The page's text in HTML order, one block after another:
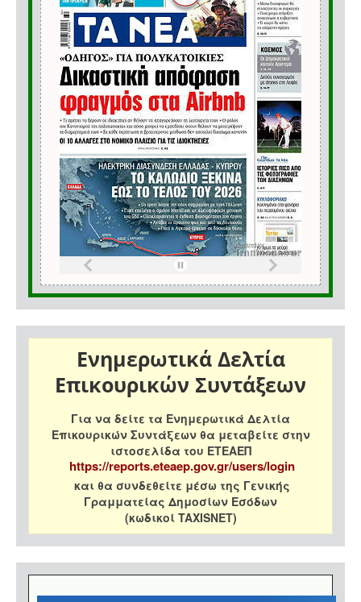
Ενημερωτικά Δελτία
Επικουρικών Συντάξεων
Για να δείτε τα Ενημερωτικά Δελτία
Επικουρικών Συντάξεων θα μεταβείτε στην
ιστοσελίδα του ΕΤΕΑΕΠ
https://reports.eteaep.gov.gr/users/login
και θα συνδεθείτε μέσω της Γενικής
Γραμματείας Δημοσίων Εσόδων
(κωδικοί TAXISNET)